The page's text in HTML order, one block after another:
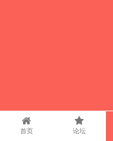
首页 论坛